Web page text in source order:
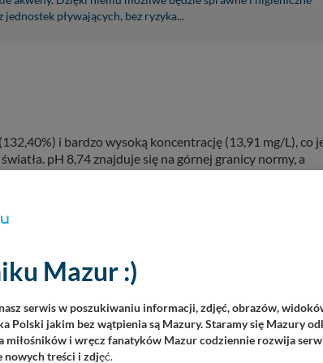
pływających, bez ryzyka...
i bardzo wysoką koncentrację (13,91 mg/L), co
pH 8,74 znajduje się na górnej granicy normy, a
Guzianka Wielka prezentuje się jako zbiornik o dobrej
potwierdzają stabilność ekosystemu.
13,0 mg/L), co wskazuje na umiarkowany poziom
Mazur :)
serwis w poszukiwaniu informacji, zdjęć, obrazów,
Polski jakim bez wątpienia są Mazury. Staramy się Mazury
miłośników i wręcz fanatyków Mazur codziennie rozwija
nowych treści i zdjęć.